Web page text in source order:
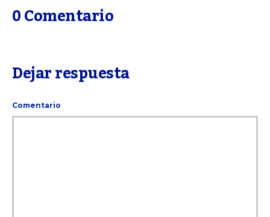
0 Comentario
Dejar respuesta
Comentario